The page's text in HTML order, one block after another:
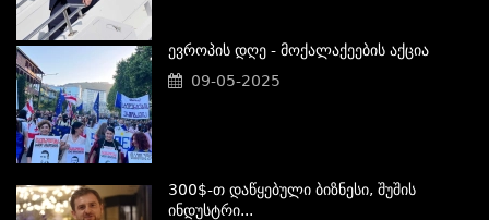
Ევროპის Დღე - Მოქალაქეების Აქცია
09-05-2025
300$-Თ Დაწყებული Ბიზნესი, Შუშის
Ინდუსტრი...